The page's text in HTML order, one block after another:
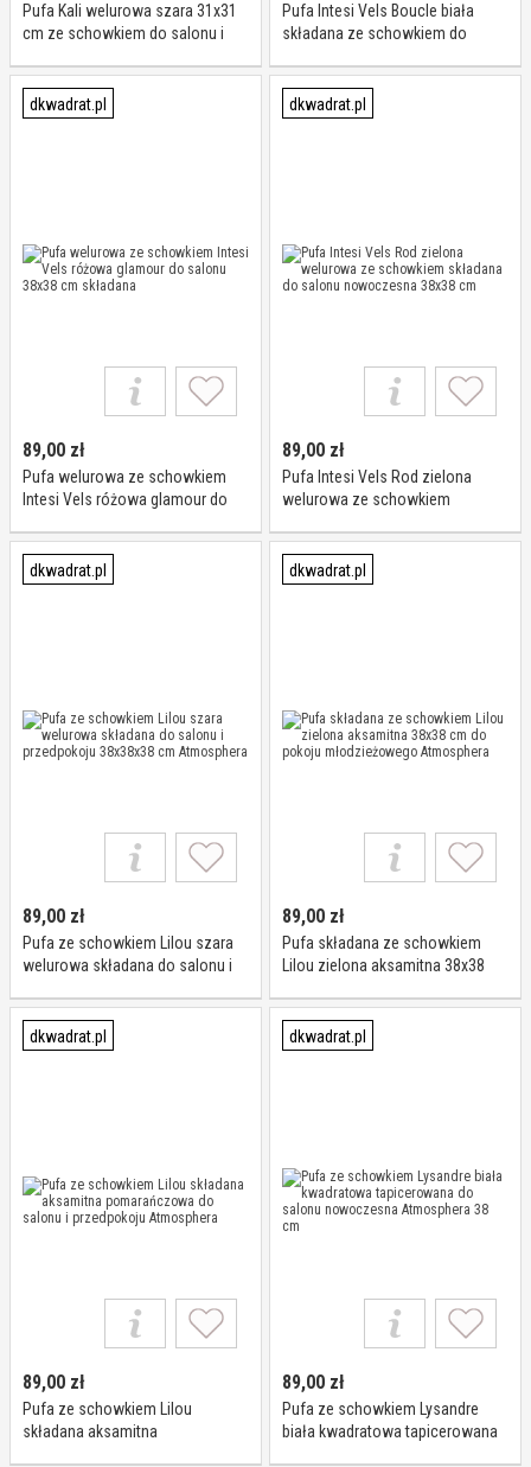
Pufa Kali welurowa szara 31x31
cm ze schowkiem do salonu i
Pufa Intesi Vels Boucle biała
składana ze schowkiem do
kwadratowa
dkwadrat.pl
89,00 zł
Pufa welurowa ze schowkiem
Intesi Vels różowa glamour do
dkwadrat.pl
89,00 zł
Pufa Intesi Vels Rod zielona
welurowa ze schowkiem
38x38 cm
dkwadrat.pl
89,00 zł
Pufa ze schowkiem Lilou szara
welurowa składana do salonu i
Atmosphera
dkwadrat.pl
89,00 zł
Pufa składana ze schowkiem
Lilou zielona aksamitna 38x38
Atmosphera
dkwadrat.pl
89,00 zł
Pufa ze schowkiem Lilou
składana aksamitna
dkwadrat.pl
89,00 zł
Pufa ze schowkiem Lysandre
biała kwadratowa tapicerowana